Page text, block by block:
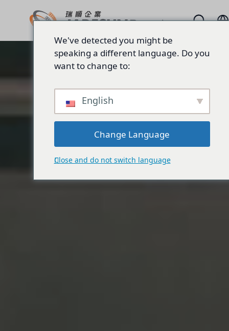
We've detected you might be
speaking a different language. Do you
want to change to:
English
Change Language
Close and do not switch language